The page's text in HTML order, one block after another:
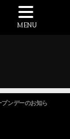
MENU
ンデーのお知ら